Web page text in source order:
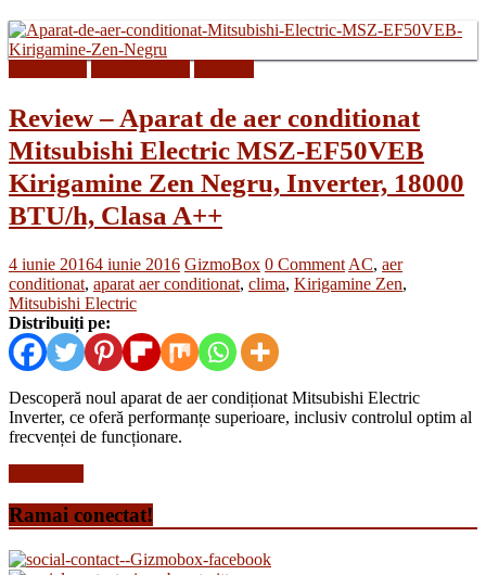
Review – Aparat de aer conditionat
Mitsubishi Electric MSZ-EF50VEB
Kirigamine Zen Negru, Inverter, 18000
BTU/h, Clasa A++
4 iunie 20164 iunie 2016 GizmoBox 0 Comment AC, aer
conditionat, aparat aer conditionat, clima, Kirigamine Zen,
Mitsubishi Electric
Distribuiți pe:
Descoperă noul aparat de aer condiționat Mitsubishi Electric
Inverter, ce oferă performanțe superioare, inclusiv controlul optim al
frecvenței de funcționare.
Ramai conectat!